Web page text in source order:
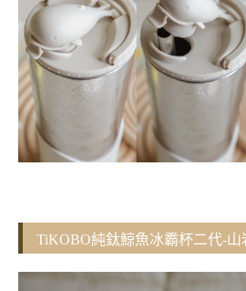
TiKOBO純鈦鯨魚冰霸杯二代-山